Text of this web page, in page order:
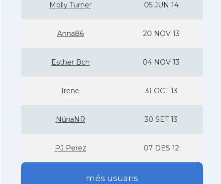
Molly Turner 05 JUN 14
Anna86 20 NOV 13
Esther Bcn 04 NOV 13
Irene 31 OCT 13
NúriaNR 30 SET 13
PJ Perez 07 DES 12
més usuaris